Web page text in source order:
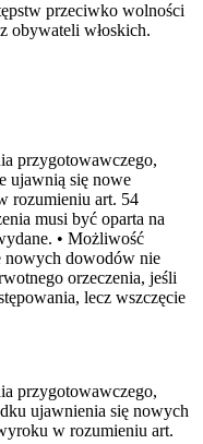
przeciwko wolności
obywateli włoskich.
przygotowawczego,
ujawnią się nowe
rozumieniu art. 54
musi być oparta na
• Możliwość
nowych dowodów nie
orzeczenia, jeśli
lecz wszczęcie
przygotowawczego,
ujawnienia się nowych
w rozumieniu art.